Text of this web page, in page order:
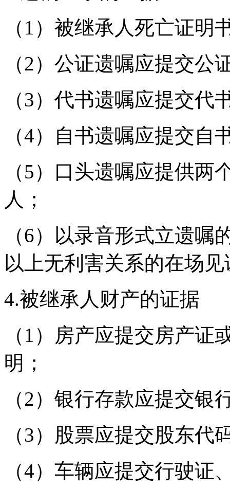
（1）被继承人死亡证明
（2）公证遗嘱应提交公
（3）代书遗嘱应提交代
（4）自书遗嘱应提交自
（5）口头遗嘱应提供
人；
（6）以录音形式立遗
以上无利害关系的在场
4.被继承人财产的证据
（1）房产应提交房产
明；
（2）银行存款应提交银
（3）股票应提交股东代
（4）车辆应提交行驶证